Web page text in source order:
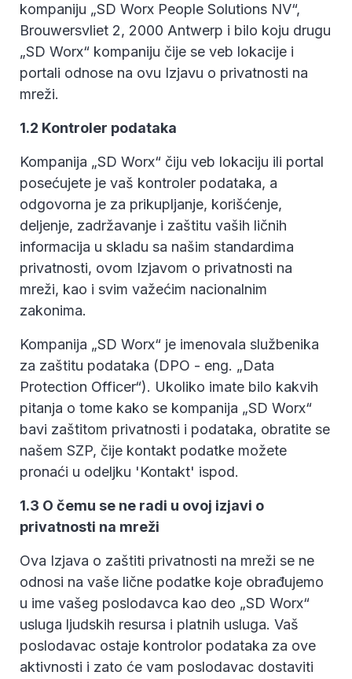
kompaniju „SD Worx People Solutions NV“,
Brouwersvliet 2, 2000 Antwerp i bilo koju drugu
„SD Worx“ kompaniju čije se veb lokacije i
portali odnose na ovu Izjavu o privatnosti na
mreži.
1.2 Kontroler podataka
Kompanija „SD Worx“ čiju veb lokaciju ili portal
posećujete je vaš kontroler podataka, a
odgovorna je za prikupljanje, korišćenje,
deljenje, zadržavanje i zaštitu vaših ličnih
informacija u skladu sa našim standardima
privatnosti, ovom Izjavom o privatnosti na
mreži, kao i svim važećim nacionalnim
zakonima.
Kompanija „SD Worx“ je imenovala službenika
za zaštitu podataka (DPO - eng. „Data
Protection Officer“). Ukoliko imate bilo kakvih
pitanja o tome kako se kompanija „SD Worx“
bavi zaštitom privatnosti i podataka, obratite se
našem SZP, čije kontakt podatke možete
pronaći u odeljku 'Kontakt' ispod.
1.3 O čemu se ne radi u ovoj izjavi o
privatnosti na mreži
Ova Izjava o zaštiti privatnosti na mreži se ne
odnosi na vaše lične podatke koje obrađujemo
u ime vašeg poslodavca kao deo „SD Worx“
usluga ljudskih resursa i platnih usluga. Vaš
poslodavac ostaje kontrolor podataka za ove
aktivnosti i zato će vam poslodavac dostaviti